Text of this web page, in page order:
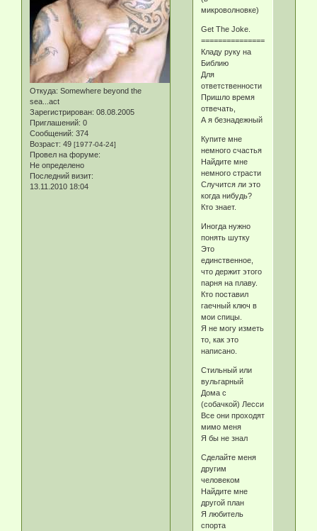
Откуда: Somewhere beyond the
sea...act
Зарегистрирован: 08.08.2005
Приглашений: 0
Сообщений: 374
Возраст: 49 [1977-04-24]
Провел на форуме:
Не определено
Последний визит:
13.11.2010 18:04
микроволновке)
Get The Joke.
Кладу руку на
Библию
Для
ответственности
Пришло время
отвечать,
А я безнадежный
Купите мне
немного счастья
Найдите мне
немного страсти
Случится ли это
когда нибудь?
Кто знает.
Иногда нужно
понять шутку
Это
единственное,
что держит этого
парня на плаву.
Кто поставил
гаечный ключ в
мои спицы.
Я не могу изметь
то, как это
написано.
Стильный или
вульгарный
Дома с
(собачкой) Лесси
Все они проходят
мимо меня
Я бы не знал
Сделайте меня
другим
человеком
Найдите мне
другой план
Я любитель
спорта